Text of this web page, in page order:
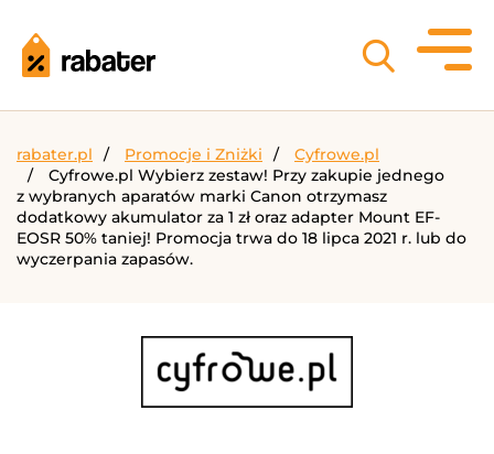
rabater.pl Promocje i Zniżki
Cyfrowe.pl
Cyfrowe.pl Wybierz zestaw! Przy zakupie jednego
z wybranych aparatów marki Canon otrzymasz
dodatkowy akumulator za 1 zł oraz adapter Mount EF-
EOSR 50% taniej! Promocja trwa do 18 lipca 2021 r. lub do
wyczerpania zapasów.